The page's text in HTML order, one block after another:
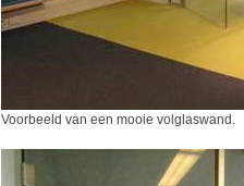
Voorbeeld van een mooie volglaswand.